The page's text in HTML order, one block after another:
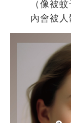
（像被
內會被人